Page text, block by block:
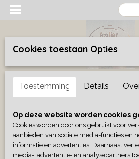
Inloggen Registreren
Home >Wonen>Verlichting> Witte lamp
kabel
Cookies toestaan Opties
Toestemming Details
Op deze website worden cookies
Cookies worden door ons gebruikt voor
aanbieden van sociale media-functies en
informatie en advertenties. Daarnaast
media-, advertentie- en analysepartners